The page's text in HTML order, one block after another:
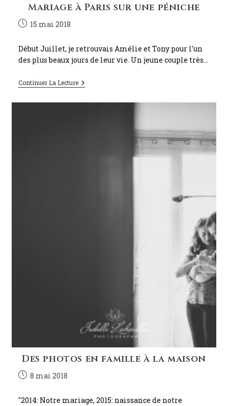
Mariage à Paris sur une péniche
15 mai 2018
Début Juillet, je retrouvais Amélie et Tony pour l'un
des plus beaux jours de leur vie. Un jeune couple très…
Continuer La Lecture
Des photos en famille à la maison
8 mai 2018
"2014: Notre mariage, 2015: naissance de notre